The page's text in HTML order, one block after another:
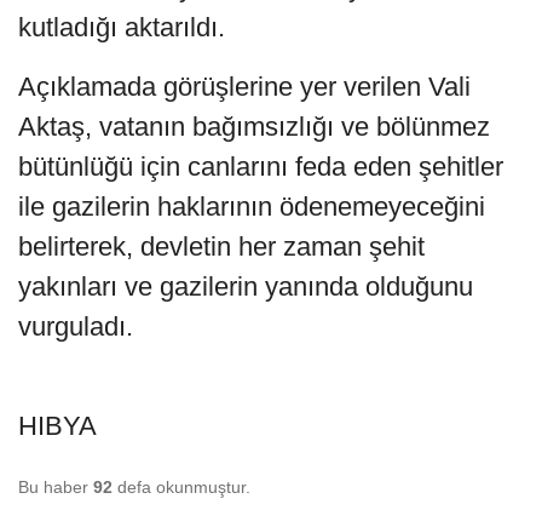
kutladığı aktarıldı.
Açıklamada görüşlerine yer verilen Vali
Aktaş, vatanın bağımsızlığı ve bölünmez
bütünlüğü için canlarını feda eden şehitler
ile gazilerin haklarının ödenemeyeceğini
belirterek, devletin her zaman şehit
yakınları ve gazilerin yanında olduğunu
vurguladı.
HIBYA
Bu haber 92 defa okunmuştur.